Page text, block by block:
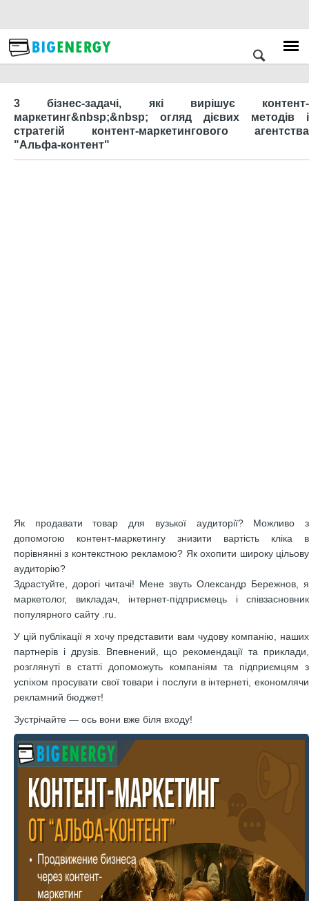
3 бізнес-задачі, які вирішує контент-
маркетинг&nbsp;&nbsp; огляд дієвих методів і
стратегій контент-маркетингового агентства
"Альфа-контент"
Як продавати товар для вузької аудиторії? Можливо з
допомогою контент-маркетингу знизити вартість кліка в
порівнянні з контекстною рекламою? Як охопити широку цільову
аудиторію?
Здрастуйте, дорогі читачі! Мене звуть Олександр Бережнов, я
маркетолог, викладач, інтернет-підприємець і співзасновник
популярного сайту .ru.
У цій публікації я хочу представити вам чудову компанію, наших
партнерів і друзів. Впевнений, що рекомендації та приклади,
розглянуті в статті допоможуть компаніям та підприємцям з
успіхом просувати свої товари і послуги в інтернеті, економлячи
рекламний бюджет!
Зустрічайте — ось вони вже біля входу!